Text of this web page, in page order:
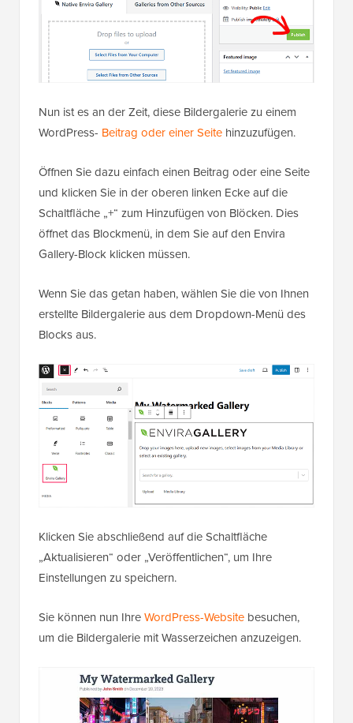
Nun ist es an der Zeit, diese Bildergalerie zu einem
WordPress- Beitrag oder einer Seite hinzuzufügen.
Öffnen Sie dazu einfach einen Beitrag oder eine Seite
und klicken Sie in der oberen linken Ecke auf die
Schaltfläche „+“ zum Hinzufügen von Blöcken. Dies
öffnet das Blockmenü, in dem Sie auf den Envira
Gallery-Block klicken müssen.
Wenn Sie das getan haben, wählen Sie die von Ihnen
erstellte Bildergalerie aus dem Dropdown-Menü des
Blocks aus.
Klicken Sie abschließend auf die Schaltfläche
„Aktualisieren“ oder „Veröffentlichen“, um Ihre
Einstellungen zu speichern.
Sie können nun IhreWordPress-Website besuchen,
um die Bildergalerie mit Wasserzeichen anzuzeigen.